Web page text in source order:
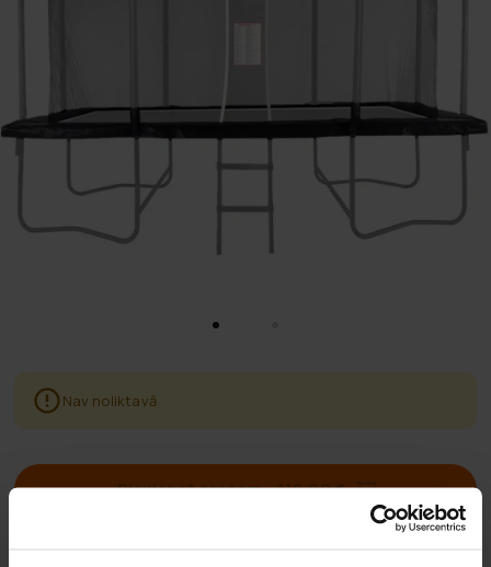
Nav noliktavā
Pievienot grozam–119,00 €